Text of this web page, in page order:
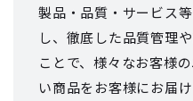
製品・品質・サービス
し、徹底した品質管理
ことで、様々なお客様
い商品をお客様にお届け